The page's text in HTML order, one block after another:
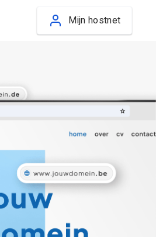
Mijn hostnet